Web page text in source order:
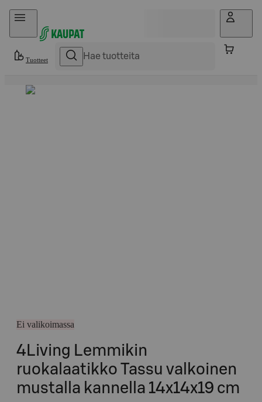
Hyppää sisältöön
Tuotteet
Ei valikoimassa
4Living Lemmikin
ruokalaatikko Tassu valkoinen
mustalla kannella 14x14x19 cm